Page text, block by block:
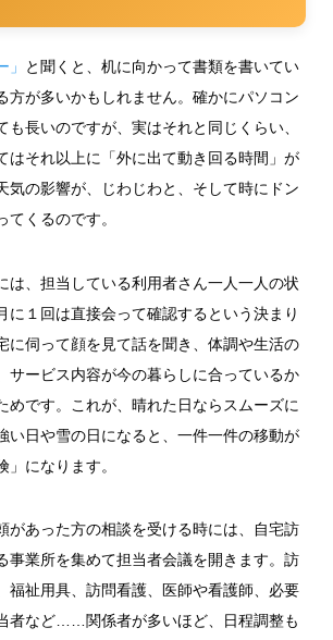
」
と聞くと、机に向かって書類を書いてい
方が多いかもしれません。確かにパソコン
も長いのですが、実はそれと同じくらい、
はそれ以上に「外に出て動き回る時間」が
気の影響が、じわじわと、そして時にドン
てくるのです。
は、担当している利用者さん一人一人の状
に１回は直接会って確認するという決まり
に伺って顔を見て話を聞き、体調や生活の
サービス内容が今の暮らしに合っているか
めです。これが、晴れた日ならスムーズに
い日や雪の日になると、一件一件の移動が
になります。
があった方の相談を受ける時には、自宅訪
事業所を集めて担当者会議を開きます。訪
福祉用具、訪問看護、医師や看護師、必要
者など……関係者が多いほど、日程調整も